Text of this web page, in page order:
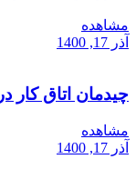
مشاهده
آذر 17, 1400
چیدمان اتاق کار
مشاهده
آذر 17, 1400